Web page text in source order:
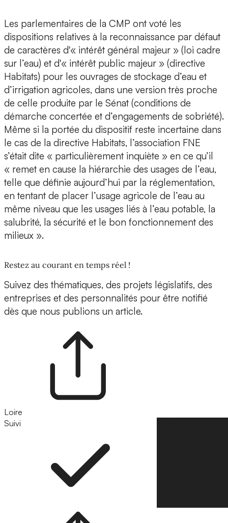
Les parlementaires de la CMP ont voté les
dispositions relatives à la reconnaissance par défaut
de caractères d'« intérêt général majeur » (loi cadre
sur l’eau) et d'« intérêt public majeur » (directive
Habitats) pour les ouvrages de stockage d’eau et
d’irrigation agricoles, dans une version très proche
de celle produite par le Sénat (conditions de
démarche concertée et d’engagements de sobriété).
Même si la portée du dispositif reste incertaine dans
le cas de la directive Habitats, l’association FNE
s’était dite « particulièrement inquiète » en ce qu’il
« remet en cause la hiérarchie des usages de l’eau,
telle que définie aujourd’hui par la réglementation,
en tentant de placer l’usage agricole de l’eau au
même niveau que les usages liés à l’eau potable, la
salubrité, la sécurité et le bon fonctionnement des
milieux ».
Restez au courant en temps réel !
Suivez des thématiques, des projets législatifs, des
entreprises et des personnalités pour être notifié
dès que nous publions un article.
Loire
Suivi